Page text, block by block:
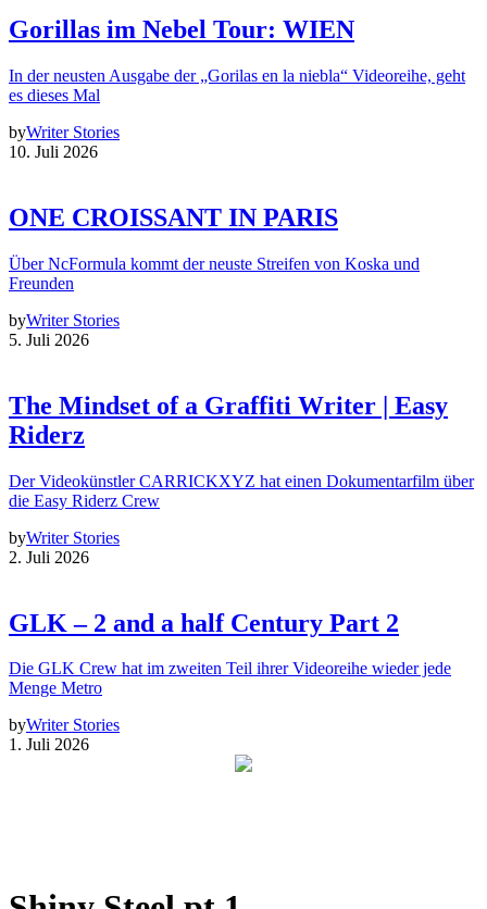
Gorillas im Nebel Tour: WIEN
In der neusten Ausgabe der „Gorilas en la niebla“ Videoreihe, geht
es dieses Mal
byWriter Stories
10. Juli 2026
ONE CROISSANT IN PARIS
Über NcFormula kommt der neuste Streifen von Koska und
Freunden
byWriter Stories
5. Juli 2026
The Mindset of a Graffiti Writer | Easy
Riderz
Der Videokünstler CARRICKXYZ hat einen Dokumentarfilm über
die Easy Riderz Crew
byWriter Stories
2. Juli 2026
GLK – 2 and a half Century Part 2
Die GLK Crew hat im zweiten Teil ihrer Videoreihe wieder jede
Menge Metro
byWriter Stories
1. Juli 2026